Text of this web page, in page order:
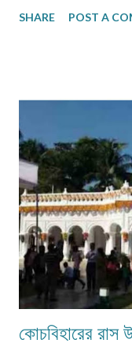
পুড়াতে যেত। সঙ্গে যাওয়ার
সন্ধ্যার পর এই মাঠে ভূতেদের
দাঁড়িয়ে কখনো বসে জটলা
ছিল। এই গাছ থেকেই ভূতেরা
করার জন্য। তাদের আলোচনার
SHARE POST A
কোচবিহারের রাস